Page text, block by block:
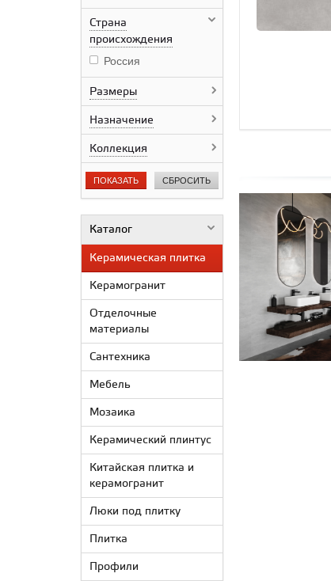
Страна
происхождения
Россия
Размеры
Назначение
Коллекция
ПОКАЗАТЬ СБРОСИТЬ
Каталог
Керамическая плитка
Керамогранит
Отделочные
материалы
Сантехника
Мебель
Мозаика
Керамический плинтус
Китайская плитка и
керамогранит
Люки под плитку
Плитка
Профили